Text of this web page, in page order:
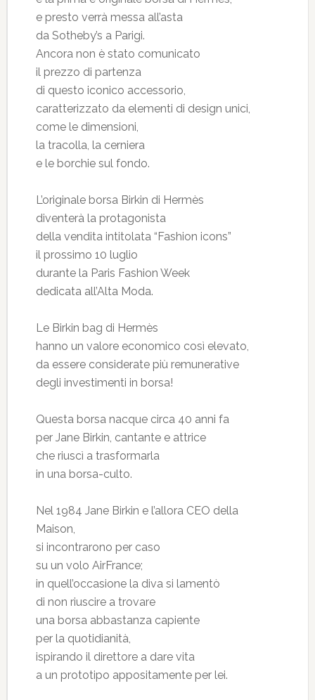
e presto verrà messa all’asta
da Sotheby’s a Parigi.
Ancora non è stato comunicato
il prezzo di partenza
di questo iconico accessorio,
caratterizzato da elementi di design unici,
come le dimensioni,
la tracolla, la cerniera
e le borchie sul fondo.
L’originale borsa Birkin di Hermès
diventerà la protagonista
della vendita intitolata “Fashion icons”
il prossimo 10 luglio
durante la Paris Fashion Week
dedicata all’Alta Moda.
Le Birkin bag di Hermès
hanno un valore economico così elevato,
da essere considerate più remunerative
degli investimenti in borsa!
Questa borsa nacque circa 40 anni fa
per Jane Birkin, cantante e attrice
che riuscì a trasformarla
in una borsa-culto.
Nel 1984 Jane Birkin e l’allora CEO della
Maison,
si incontrarono per caso
su un volo AirFrance;
in quell’occasione la diva si lamentò
di non riuscire a trovare
una borsa abbastanza capiente
per la quotidianità,
ispirando il direttore a dare vita
a un prototipo appositamente per lei.